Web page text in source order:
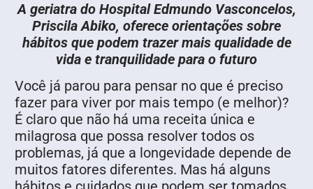
A geriatra do Hospital Edmundo Vasconcelos,
Priscila Abiko, oferece orientações sobre
hábitos que podem trazer mais qualidade de
vida e tranquilidade para o futuro
Você já parou para pensar no que é preciso
fazer para viver por mais tempo (e melhor)?
É claro que não há uma receita única e
milagrosa que possa resolver todos os
problemas, já que a longevidade depende de
muitos fatores diferentes. Mas há alguns